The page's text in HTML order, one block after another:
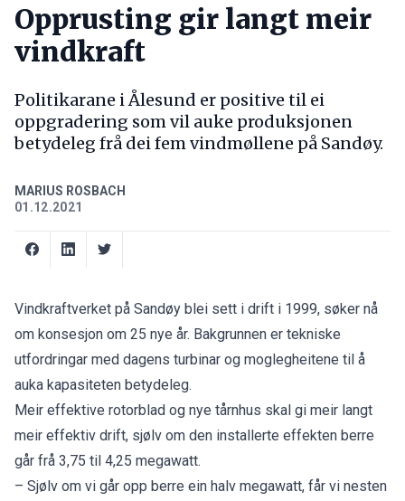
Opprusting gir langt meir
vindkraft
Politikarane i Ålesund er positive til ei
oppgradering som vil auke produksjonen
betydeleg frå dei fem vindmøllene på Sandøy.
MARIUS ROSBACH
01.12.2021
Vindkraftverket på Sandøy blei sett i drift i 1999, søker nå
om konsesjon om 25 nye år. Bakgrunnen er tekniske
utfordringar med dagens turbinar og moglegheitene til å
auka kapasiteten betydeleg.
Meir effektive rotorblad og nye tårnhus skal gi meir langt
meir effektiv drift, sjølv om den installerte effekten berre
går frå 3,75 til 4,25 megawatt.
– Sjølv om vi går opp berre ein halv megawatt, får vi nesten